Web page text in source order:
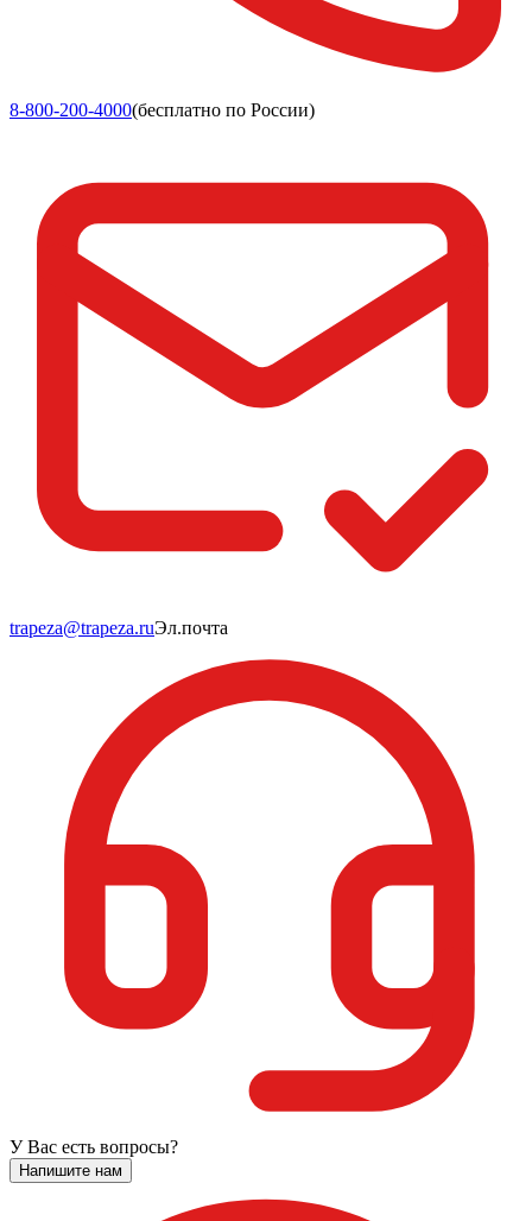
8-800-200-4000(бесплатно по России)
trapeza@trapeza.ruЭл.почта
У Вас есть вопросы?
Напишите нам